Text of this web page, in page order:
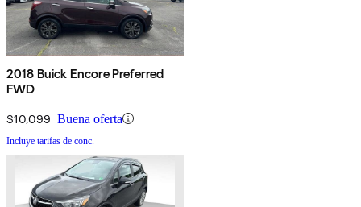
2018 Buick Encore Preferred
FWD
$10,099 Buena oferta
Incluye tarifas de conc.